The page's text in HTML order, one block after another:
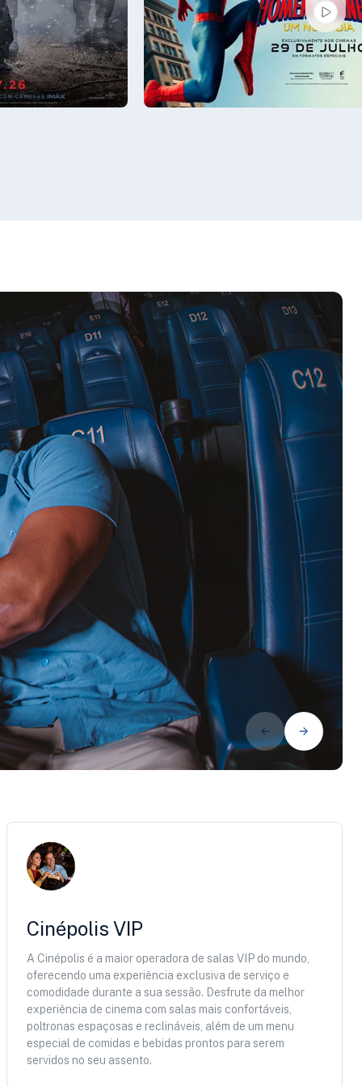
Sáb - 08/08
Sala 1 16:50, 19:40
Cinépolis VIP
A Cinépolis é a maior operadora de salas VIP do mundo,
oferecendo uma experiência exclusiva de serviço e
comodidade durante a sua sessão. Desfrute da melhor
experiência de cinema com salas mais confortáveis,
poltronas espaçosas e reclináveis, além de um menu
especial de comidas e bebidas prontos para serem
servidos no seu assento.